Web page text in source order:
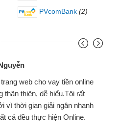
PVcomBank (2)
web cho vay tiền online
thân thiện, dễ hiểu.Tôi rất
vì thời gian giải ngân nhanh
cả đều thực hiện Online.